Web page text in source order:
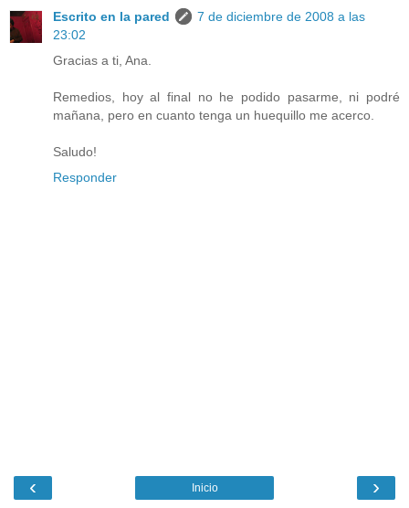
Escrito en la pared
7 de diciembre de 2008 a las
23:02
Gracias a ti, Ana.
Remedios, hoy al final no he podido pasarme, ni podré
mañana, pero en cuanto tenga un huequillo me acerco.
Saludo!
Responder
‹ ›
Inicio